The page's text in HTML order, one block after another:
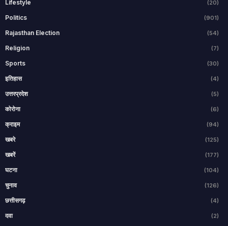
Lifestyle (20)
Politics (901)
Rajasthan Election (54)
Religion (7)
Sports (30)
इतिहास (4)
उत्तरप्रदेश (5)
कोरोना (6)
क्राइम (94)
खबरे (125)
खबरें (177)
घटना (104)
चुनाव (126)
छत्तीसगढ़ (4)
दवा (2)